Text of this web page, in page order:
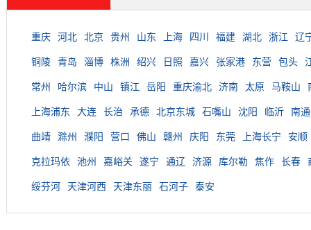
重庆 河北 北京 贵州 山东 上海 四川 福建 湖北 浙江 辽
铜陵 青岛 淄博 株洲 绍兴 日照 嘉兴 张家港 东营 包头
常州 哈尔滨 中山 镇江 岳阳 重庆渝北 济南 太原 马鞍山
上海浦东 大连 长治 承德 北京东城 石嘴山 沈阳 临沂 南通
曲靖 滁州 濮阳 营口 佛山 赣州 庆阳 东莞 上海长宁 安顺
克拉玛依 池州 嘉峪关 遂宁 通辽 济源 库尔勒 焦作 长春
绥芬河 天津河西 天津东丽 石河子 泰安